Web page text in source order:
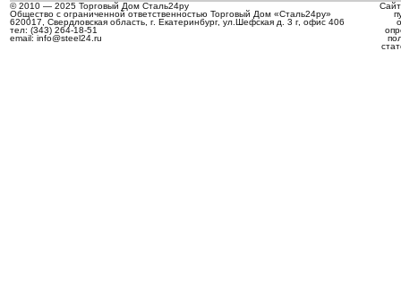
© 2010 — 2025 Торговый Дом Сталь24ру
Общество с ограниченной ответственностью Торговый Дом «Сталь24ру»
620017, Свердловская область, г. Екатеринбург, ул.Шефская д. 3 г, офис 406
тел: (343) 264-18-51
email: info@steel24.ru